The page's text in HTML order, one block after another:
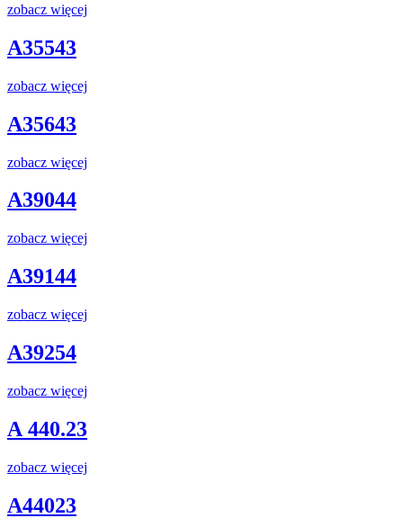
zobacz więcej
A35543
zobacz więcej
A35643
zobacz więcej
A39044
zobacz więcej
A39144
zobacz więcej
A39254
zobacz więcej
A 440.23
zobacz więcej
A44023